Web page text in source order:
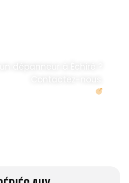
dépanneur à Échiré ?